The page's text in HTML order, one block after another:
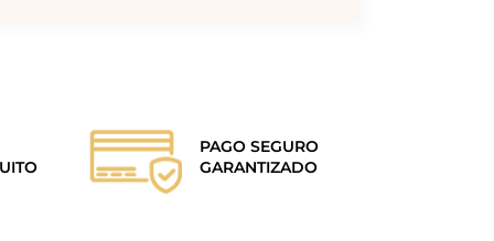
PAGO SEGURO
GARANTIZADO